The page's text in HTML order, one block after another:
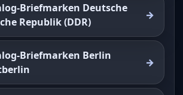
Briefmarken Deutsche
Republik (DDR)
Briefmarken Berlin